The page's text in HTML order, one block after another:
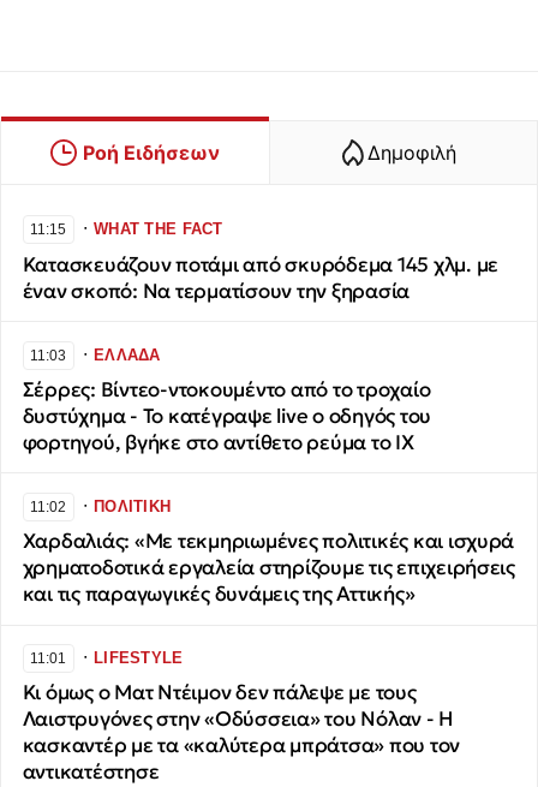
Ροή Ειδήσεων Δημοφιλή
11:15 ∙WHAT THE FACT
Κατασκευάζουν ποτάμι από σκυρόδεμα 145 χλμ. με
έναν σκοπό: Να τερματίσουν την ξηρασία
11:03 ∙ΕΛΛΑΔΑ
Σέρρες: Βίντεο-ντοκουμέντο από το τροχαίο
δυστύχημα - Το κατέγραψε live ο οδηγός του
φορτηγού, βγήκε στο αντίθετο ρεύμα το ΙΧ
11:02 ∙ΠΟΛΙΤΙΚΗ
Χαρδαλιάς: «Με τεκμηριωμένες πολιτικές και ισχυρά
χρηματοδοτικά εργαλεία στηρίζουμε τις επιχειρήσεις
και τις παραγωγικές δυνάμεις της Αττικής»
11:01 ∙LIFESTYLE
Κι όμως ο Ματ Ντέιμον δεν πάλεψε με τους
Λαιστρυγόνες στην «Οδύσσεια» του Νόλαν - Η
κασκαντέρ με τα «καλύτερα μπράτσα» που τον
αντικατέστησε